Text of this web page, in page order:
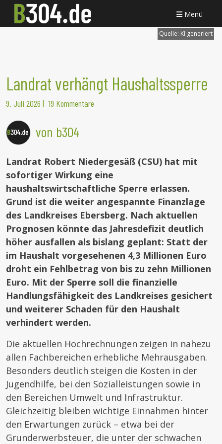
Menü
Quelle: KI generiert
Landrat verhängt Haushaltssperre
9. Juli 2026 | 19 Kommentare
von b304
Landrat Robert Niedergesäß (CSU) hat mit
sofortiger Wirkung eine
haushaltswirtschaftliche Sperre erlassen.
Grund ist die weiter angespannte Finanzlage
des Landkreises Ebersberg. Nach aktuellen
Prognosen könnte das Jahresdefizit deutlich
höher ausfallen als bislang geplant: Statt der
im Haushalt vorgesehenen 4,3 Millionen Euro
droht ein Fehlbetrag von bis zu zehn Millionen
Euro. Mit der Sperre soll die finanzielle
Handlungsfähigkeit des Landkreises gesichert
und weiterer Schaden für den Haushalt
verhindert werden.
Die aktuellen Hochrechnungen zeigen in nahezu
allen Fachbereichen erhebliche Mehrausgaben.
Besonders deutlich steigen die Kosten in der
Jugendhilfe, bei den Sozialleistungen sowie in
den Bereichen Umwelt und Infrastruktur.
Gleichzeitig bleiben wichtige Einnahmen hinter
den Erwartungen zurück – etwa bei der
Grunderwerbsteuer, die unter der schwachen